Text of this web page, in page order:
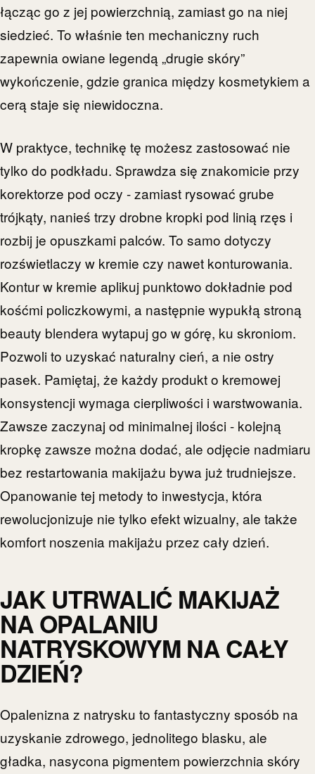
łącząc go z jej powierzchnią, zamiast go na niej
siedzieć. To właśnie ten mechaniczny ruch
zapewnia owiane legendą „drugie skóry”
wykończenie, gdzie granica między kosmetykiem a
cerą staje się niewidoczna.
W praktyce, technikę tę możesz zastosować nie
tylko do podkładu. Sprawdza się znakomicie przy
korektorze pod oczy - zamiast rysować grube
trójkąty, nanieś trzy drobne kropki pod linią rzęs i
rozbij je opuszkami palców. To samo dotyczy
rozświetlaczy w kremie czy nawet konturowania.
Kontur w kremie aplikuj punktowo dokładnie pod
kośćmi policzkowymi, a następnie wypukłą stroną
beauty blendera wytapuj go w górę, ku skroniom.
Pozwoli to uzyskać naturalny cień, a nie ostry
pasek. Pamiętaj, że każdy produkt o kremowej
konsystencji wymaga cierpliwości i warstwowania.
Zawsze zaczynaj od minimalnej ilości - kolejną
kropkę zawsze można dodać, ale odjęcie nadmiaru
bez restartowania makijażu bywa już trudniejsze.
Opanowanie tej metody to inwestycja, która
rewolucjonizuje nie tylko efekt wizualny, ale także
komfort noszenia makijażu przez cały dzień.
JAK UTRWALIĆ MAKIJAŻ
NA OPALANIU
NATRYSKOWYM NA CAŁY
DZIEŃ?
Opalenizna z natrysku to fantastyczny sposób na
uzyskanie zdrowego, jednolitego blasku, ale
gładka, nasycona pigmentem powierzchnia skóry